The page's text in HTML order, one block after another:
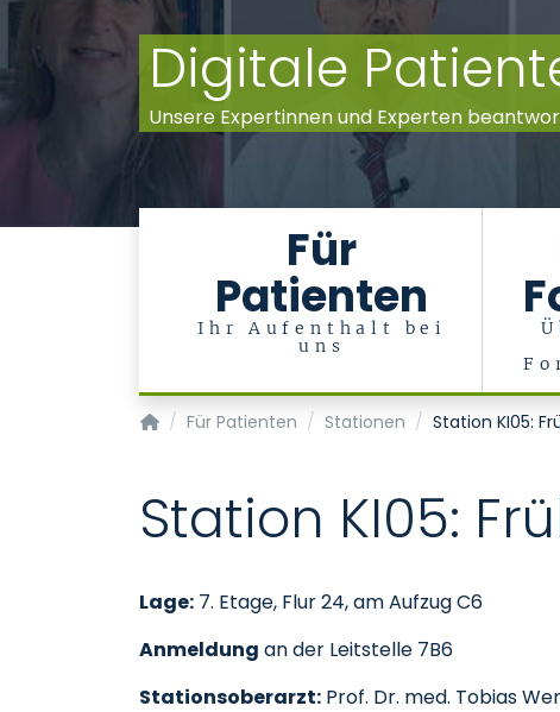
Digitale
Unsere Expertinnen und Experten
Für
Patienten
Ihr Aufenthalt bei
uns
Klinik für Kinder- und Jugendmedizin
Für Patienten Stationen Station KI05:
Station KI05:
Lage: 7. Etage, Flur 24, am Aufzug C6
Anmeldung an der Leitstelle 7B6
Stationsoberarzt: Prof. Dr. med. Tobias